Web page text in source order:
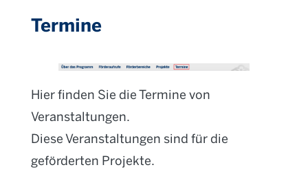
Termine
Hier finden Sie die Termine von
Veranstaltungen.
Diese Veranstaltungen sind für die
geförderten Projekte.